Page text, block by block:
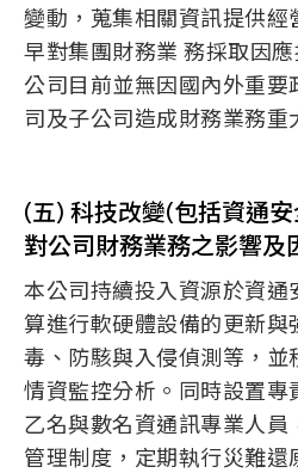
變動，蒐集相關資訊提供
早對集團財務業 務採取因
公司目前並無因國內外重
司及子公司造成財務業務重
(五) 科技改變(包括資通
對公司財務業務之影響及
本公司持續投入資源於資
算進行軟硬體設備的更新
毒、防駭與入侵偵測等，
情資監控分析。同時設置專
乙名與數名資通訊專業人
管理制度，定期執行災難